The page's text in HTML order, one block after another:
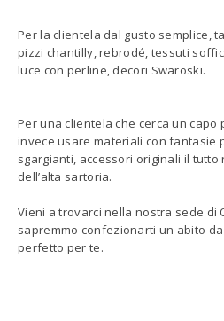
Per la clientela dal gusto semplice,
pizzi chantilly, rebrodé, tessuti
luce con perline, decori Swaroski.
Per una clientela che cerca un
invece usare materiali con fantasie
sgargianti, accessori originali il tutto
dell’alta sartoria.
Vieni a trovarci nella nostra sede di
sapremmo confezionarti un abito
perfetto per te.